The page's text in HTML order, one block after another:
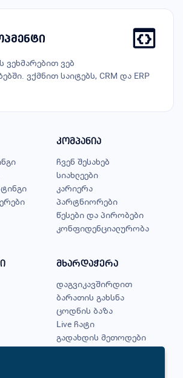
ვეხმარებით ვებ
ვქმნით საიტებს, CRM და ERP
კომპანია
ჩვენ შესახებ
სიახლეები
კარიერა
პარტნიორები
წესები და პირობები
კონფიდენციალურობა
მხარდაჭერა
დაგვიკავშირდით
ბარათის გახსნა
ცოდნის ბაზა
Live ჩატი
გადახდის მეთოდები
ჩემი შეთავაზებები